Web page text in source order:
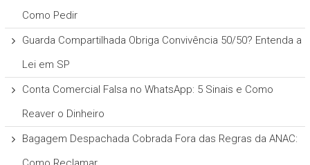
Como Pedir
Guarda Compartilhada Obriga Convivência 50/50? Entenda a
Lei em SP
Conta Comercial Falsa no WhatsApp: 5 Sinais e Como
Reaver o Dinheiro
Bagagem Despachada Cobrada Fora das Regras da ANAC: